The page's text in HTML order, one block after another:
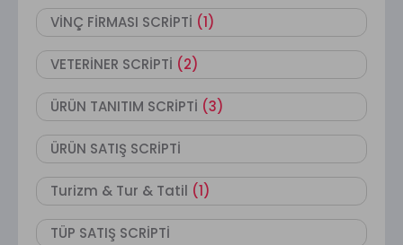
VİNÇ FİRMASI SCRİPTİ (1)
VETERİNER SCRİPTİ (2)
ÜRÜN TANITIM SCRİPTİ (3)
ÜRÜN SATIŞ SCRİPTİ
Turizm & Tur & Tatil (1)
TÜP SATIŞ SCRİPTİ